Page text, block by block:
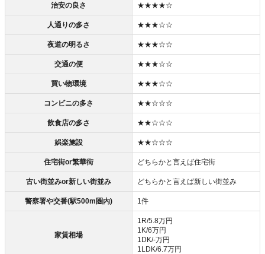
治安の良さ ★★★★☆
人通りの多さ ★★★☆☆
夜道の明るさ ★★★☆☆
交通の便 ★★★☆☆
買い物環境 ★★★☆☆
コンビニの多さ ★★☆☆☆
飲食店の多さ ★★☆☆☆
娯楽施設 ★★☆☆☆
住宅街or繁華街 どちらかと言えば住宅街
古い街並みor新しい街並み どちらかと言えば新しい街並み
警察署や交番(駅500m圏内) 1件
家賃相場
1R/5.8万円
1K/6万円
1DK/-万円
1LDK/6.7万円